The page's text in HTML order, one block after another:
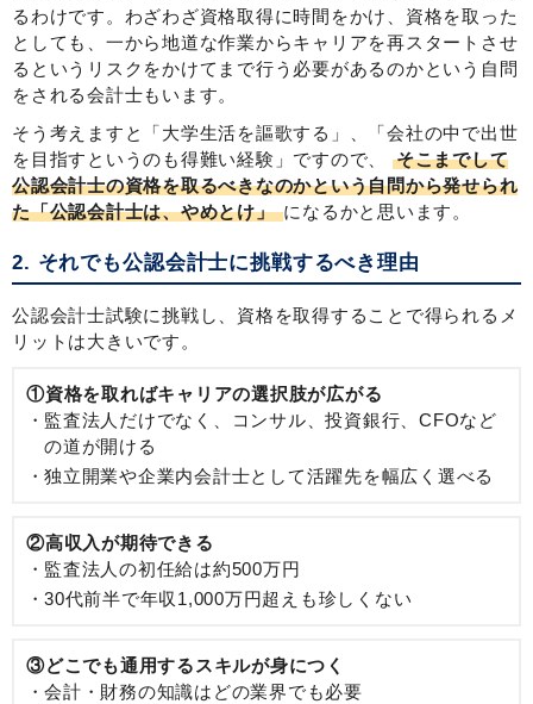
るわけです。わざわざ資格取得に時間をかけ、資格を取った
としても、一から地道な作業からキャリアを再スタートさせ
るというリスクをかけてまで行う必要があるのかという自問
をされる会計士もいます。
そう考えますと「大学生活を謳歌する」、「会社の中で出世
を目指すというのも得難い経験」ですので、
そこまでして
公認会計士の資格を取るべきなのかという自問から発せられ
た「公認会計士は、やめとけ」 になるかと思います。
2. それでも公認会計士に挑戦するべき理由
公認会計士試験に挑戦し、資格を取得することで得られるメ
リットは大きいです。
①資格を取ればキャリアの選択肢が広がる
監査法人だけでなく、コンサル、投資銀行、CFOなど
の道が開ける
独立開業や企業内会計士として活躍先を幅広く選べる
②高収入が期待できる
監査法人の初任給は約500万円
30代前半で年収1,000万円超えも珍しくない
③どこでも通用するスキルが身につく
会計・財務の知識はどの業界でも必要